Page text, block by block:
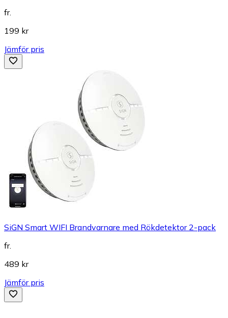
fr.
199 kr
Jämför pris
SiGN Smart WIFI Brandvarnare med Rökdetektor 2-pack
fr.
489 kr
Jämför pris